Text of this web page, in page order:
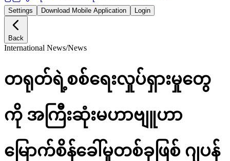
Settings Download Mobile Application Login
Back
International News/News
တရုတ်ရဲ့စစ်ရေးလှုပ်ရှားမှုတွေ
ကို အကြီးဆုံးမဟာဗျူဟာ
မြောက်စိန်ခေါ်မှုတစ်ခုဖြစ် ဂျပန်